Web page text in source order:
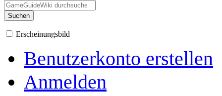
Suchen
Erscheinungsbild
Benutzerkonto erstellen
Anmelden